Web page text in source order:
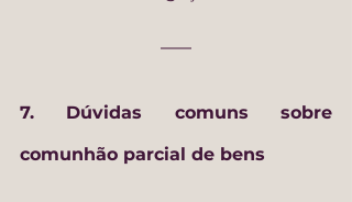
7. Dúvidas comuns sobre
comunhão parcial de bens